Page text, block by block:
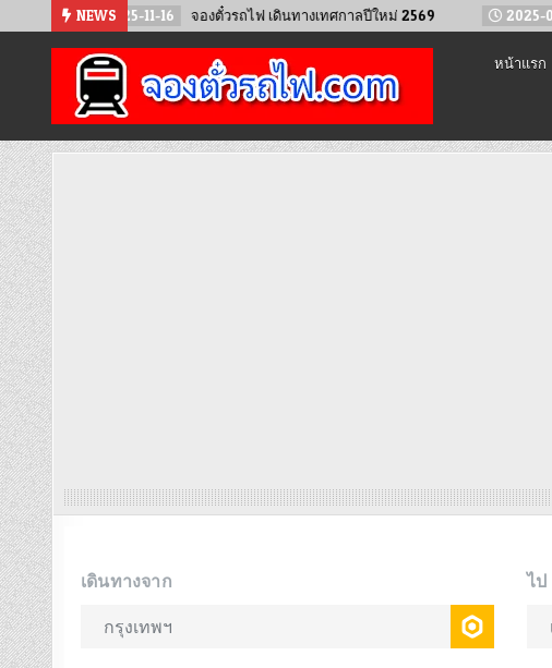
NEWS
11-16 จองตั๋วรถไฟ เดินทางเทศกาลปีใหม่ 2569 2025-02-12 จองตั๋วร
จองตั๋วรถไฟออนไลน์
จำหน่ายตั๋วรถไฟล่วงหน้า จองได้ 24 ชั่วโมง
หน้าแรก